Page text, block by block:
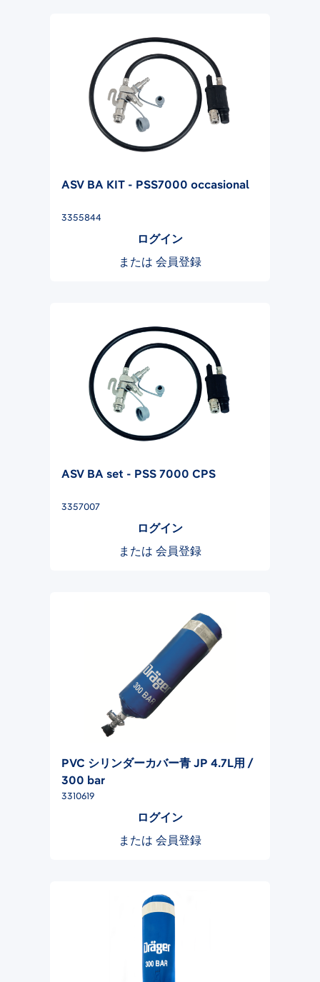
ASV BA KIT - PSS7000 occasional
3355844
ログイン
または 会員登録
ASV BA set - PSS 7000 CPS
3357007
ログイン
または 会員登録
PVC シリンダーカバー青 JP 4.7L用 /
300 bar
3310619
ログイン
または 会員登録